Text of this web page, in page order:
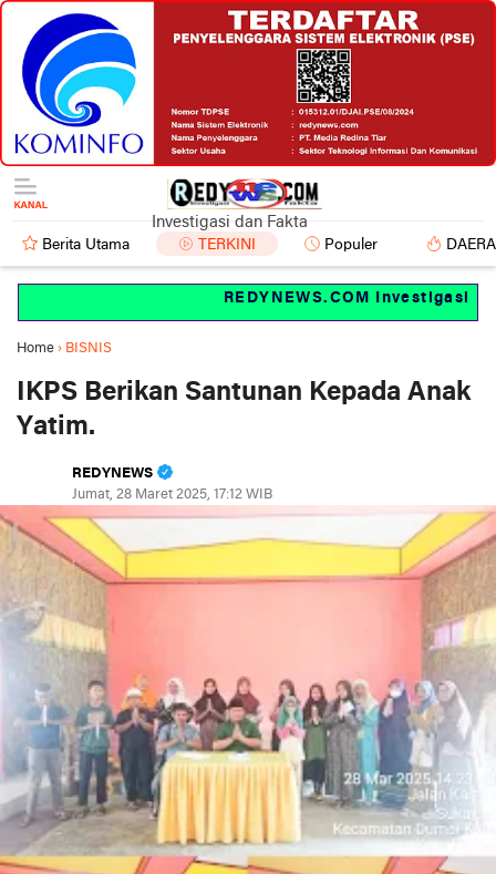
Investigasi dan Fakta
Berita Utama TERKINI Populer
REDYNEWS.COM Investigasi dan
Home › BISNIS
IKPS Berikan Santunan Kepada Anak
Yatim.
REDYNEWS
Jumat, 28 Maret 2025, 17:12 WIB